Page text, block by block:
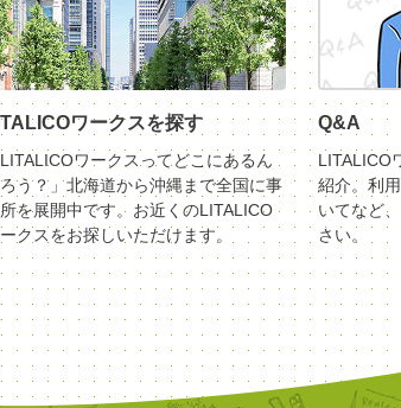
ワークスを探す
LITALICOワークスってどこにあるん
う？」北海道から沖縄まで全国に事
を展開中です。お近くのLITALICO
クスをお探しいただけます。
Q&A
LITALICO
紹介。利
いてなど
さい。